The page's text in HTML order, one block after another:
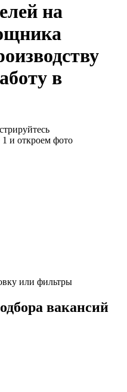
на
в
и откроем фото
или фильтры
вакансий